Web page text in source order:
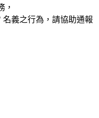
，
義之行為，請協助通報